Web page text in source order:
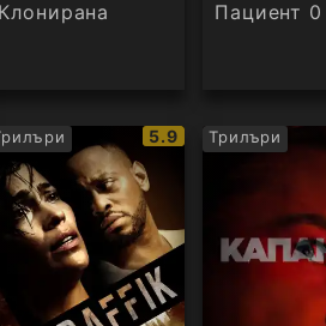
Клонирана Пациент 0
IMDb
рейтинг:
5.9 Трилъри